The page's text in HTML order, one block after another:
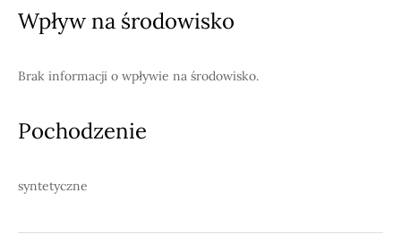
Wpływ na środowisko
Brak informacji o wpływie na środowisko.
Pochodzenie
syntetyczne